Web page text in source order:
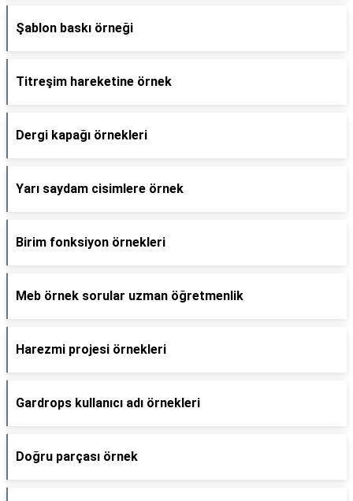
Şablon baskı örneği
Titreşim hareketine örnek
Dergi kapağı örnekleri
Yarı saydam cisimlere örnek
Birim fonksiyon örnekleri
Meb örnek sorular uzman öğretmenlik
Harezmi projesi örnekleri
Gardrops kullanıcı adı örnekleri
Doğru parçası örnek